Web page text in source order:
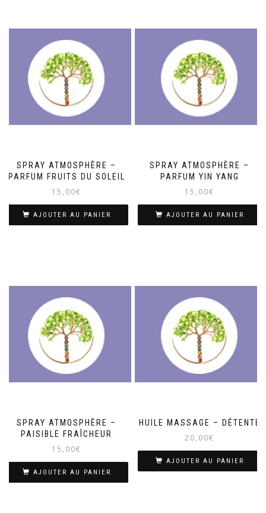
SPRAY ATMOSPHÈRE –
PARFUM FRUITS DU SOLEIL
15,00€
AJOUTER AU PANIER
SPRAY ATMOSPHÈRE –
PARFUM YIN YANG
15,00€
AJOUTER AU PANIER
SPRAY ATMOSPHÈRE –
PAISIBLE FRAÎCHEUR
15,00€
AJOUTER AU PANIER
HUILE MASSAGE – DÉTENTE
20,00€
AJOUTER AU PANIER